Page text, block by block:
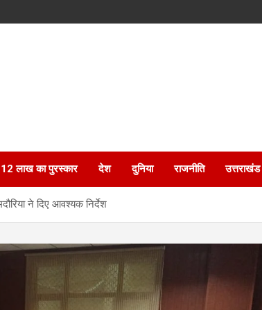
12 लाख का पुरस्कार देश दुनिया राजनीति उत्तराखंड
ने दिए आवश्यक निर्देश